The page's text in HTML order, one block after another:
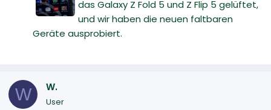
das Galaxy Z Fold 5 und Z Flip 5 gelüftet,
und wir haben die neuen faltbaren
Geräte ausprobiert.
W W.
User